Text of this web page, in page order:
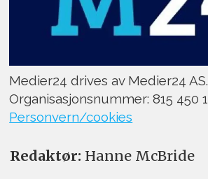
Medier24 drives av Medier24 AS.
Organisasjonsnummer: 815 450
Personvern/cookies
Redaktør: Hanne McBride